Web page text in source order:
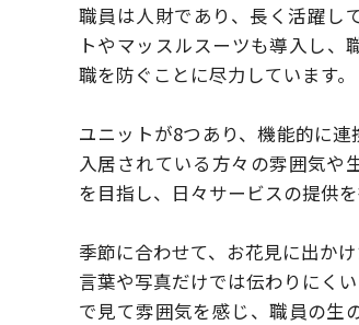
職員は人財であり、長く活躍し
トやマッスルスーツも導入し、
職を防ぐことに尽力しています。
ユニットが8つあり、機能的に連
入居されている方々の雰囲気や
を目指し、日々サービスの提供を
季節に合わせて、お花見に出か
言葉や写真だけでは伝わりにく
で見て雰囲気を感じ、職員の生